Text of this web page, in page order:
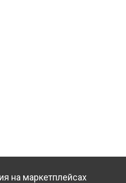
на маркетплейсах